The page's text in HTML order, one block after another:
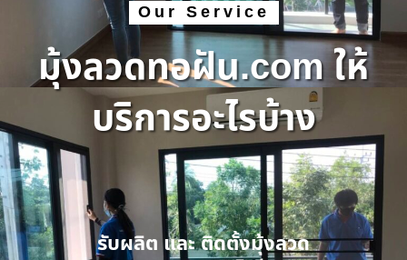
Our Service
มุ้งลวดทอฝัน.com ให้
บริการอะไรบ้าง
รับผลิต และ ติดตั้งมุ้งลวด